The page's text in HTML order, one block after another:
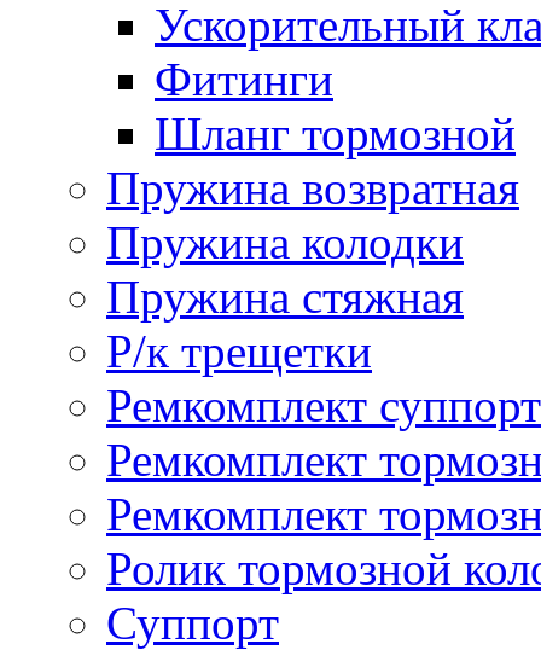
Ускорительный
Фитинги
Шланг тормозной
Пружина возвратная
Пружина колодки
Пружина стяжная
Р/к трещетки
Ремкомплект
Ремкомплект
Ремкомплект
Ролик тормозной
Суппорт